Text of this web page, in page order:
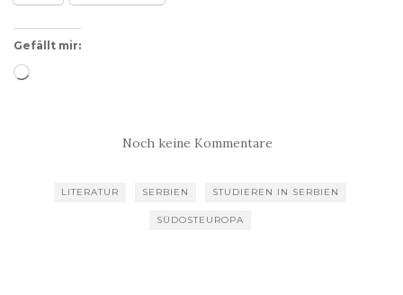
Gefällt mir:
Wird
Noch keine Kommentare
LITERATUR SERBIEN STUDIEREN IN SERBIEN
SÜDOSTEUROPA